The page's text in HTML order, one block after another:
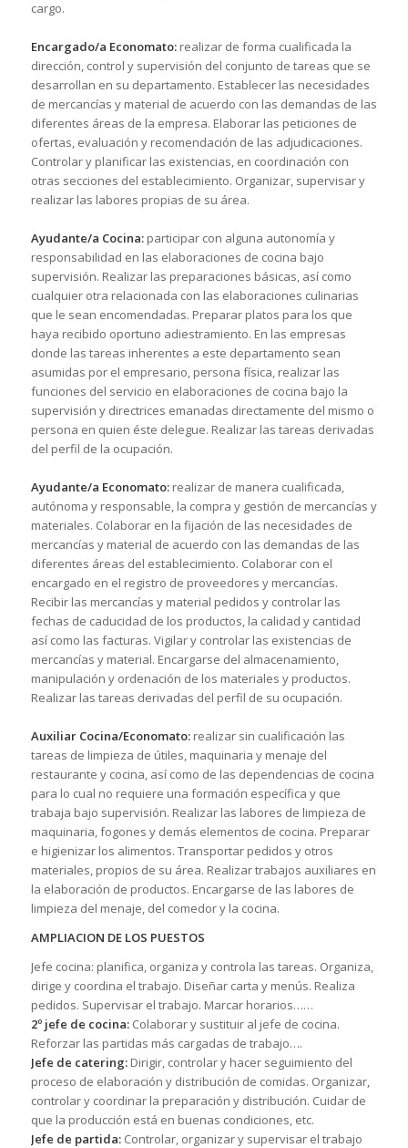
cargo.
Encargado/a Economato:realizar de forma cualificada la
dirección, control y supervisión del conjunto de tareas que se
desarrollan en su departamento. Establecer las necesidades
de mercancías y material de acuerdo con las demandas de las
diferentes áreas de la empresa. Elaborar las peticiones de
ofertas, evaluación y recomendación de las adjudicaciones.
Controlar y planificar las existencias, en coordinación con
otras secciones del establecimiento. Organizar, supervisar y
realizar las labores propias de su área.
Ayudante/a Cocina:participar con alguna autonomía y
responsabilidad en las elaboraciones de cocina bajo
supervisión. Realizar las preparaciones básicas, así como
cualquier otra relacionada con las elaboraciones culinarias
que le sean encomendadas. Preparar platos para los que
haya recibido oportuno adiestramiento. En las empresas
donde las tareas inherentes a este departamento sean
asumidas por el empresario, persona física, realizar las
funciones del servicio en elaboraciones de cocina bajo la
supervisión y directrices emanadas directamente del mismo o
persona en quien éste delegue. Realizar las tareas derivadas
del perfil de la ocupación.
Ayudante/a Economato:realizar de manera cualificada,
autónoma y responsable, la compra y gestión de mercancías y
materiales. Colaborar en la fijación de las necesidades de
mercancías y material de acuerdo con las demandas de las
diferentes áreas del establecimiento. Colaborar con el
encargado en el registro de proveedores y mercancías.
Recibir las mercancías y material pedidos y controlar las
fechas de caducidad de los productos, la calidad y cantidad
así como las facturas. Vigilar y controlar las existencias de
mercancías y material. Encargarse del almacenamiento,
manipulación y ordenación de los materiales y productos.
Realizar las tareas derivadas del perfil de su ocupación.
Auxiliar Cocina/Economato:realizar sin cualificación las
tareas de limpieza de útiles, maquinaria y menaje del
restaurante y cocina, así como de las dependencias de cocina
para lo cual no requiere una formación específica y que
trabaja bajo supervisión. Realizar las labores de limpieza de
maquinaria, fogones y demás elementos de cocina. Preparar
e higienizar los alimentos. Transportar pedidos y otros
materiales, propios de su área. Realizar trabajos auxiliares en
la elaboración de productos. Encargarse de las labores de
limpieza del menaje, del comedor y la cocina.
AMPLIACION DE LOS PUESTOS
Jefe cocina: planifica, organiza y controla las tareas. Organiza,
dirige y coordina el trabajo. Diseñar carta y menús. Realiza
pedidos. Supervisar el trabajo. Marcar horarios……
2º jefe de cocina:Colaborar y sustituir al jefe de cocina.
Reforzar las partidas más cargadas de trabajo….
Jefe de catering:Dirigir, controlar y hacer seguimiento del
proceso de elaboración y distribución de comidas. Organizar,
controlar y coordinar la preparación y distribución. Cuidar de
que la producción está en buenas condiciones, etc.
Jefe de partida:Controlar, organizar y supervisar el trabajo